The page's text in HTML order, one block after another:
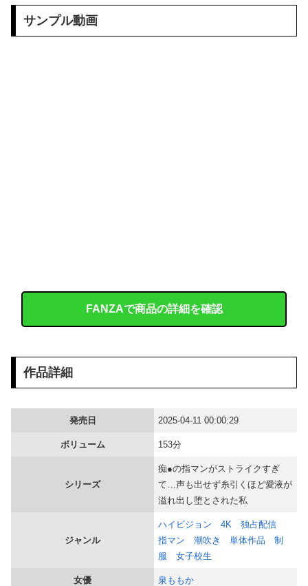
【悲報】 昭和、やばすぎる 昔は良かったって何だよ
【衝撃】 きゃりーぱみゅぱみゅ 本名をさらりと告白
顔は50点ぐらいだけれどお○ぱいが2万点の女性が見つかるｗｗｗ
積水ハウス「地面師に55億円騙し取られた…」ワイ「はえーかわいそう…会社滅茶苦茶やろなぁ」
【画像】 北海道、推定300kgのヒグマ登場ｗｗｗｗｗｗｗｗｗｗｗｗｗｗｗｗｗｗｗｗ
【悲報】 熊本県知事、報道陣土足取材にマジギレ「遺族や被災者から強い不満でてる！」 → 記者「例えば？」 → 知事、怒り通り越して呆れてしまう ………
【動画】 女子大生さん、教室でマ○毛チェックしてしまい流出ｗｗｗｗｗｗｗｗｗｗｗｗｗｗｗｗｗｗ
サンプル動画
FANZAで商品の詳細を確認
作品詳細
発売日 2025-04-11 00:00:29
ボリューム 153分
シリーズ
痴●の指マンがストライクすぎ
て…声も出せず糸引くほど愛液が
溢れ出し堕とされた私
ジャンル
ハイビジョン 4K
独占配信
指マン
潮吹き 単体作品
制
服
女子校生
女優 泉ももか